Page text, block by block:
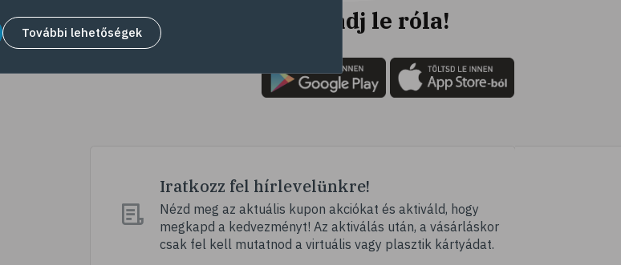
# mezei zsurló
# rozmaring
# magas vérnyomás
# kardiovaszkuláris
# zöld tea
# tea
# @egeszsegmagazin
Ne maradj le róla!
Iratkozz fel hírlevelünkre!
Nézd meg az aktuális kupon akciókat és aktiváld, hogy
megkapd a kedvezményt! Az aktiválás után, a vásárláskor
csak fel kell mutatnod a virtuális vagy plasztik kártyádat.
További lehetőségek